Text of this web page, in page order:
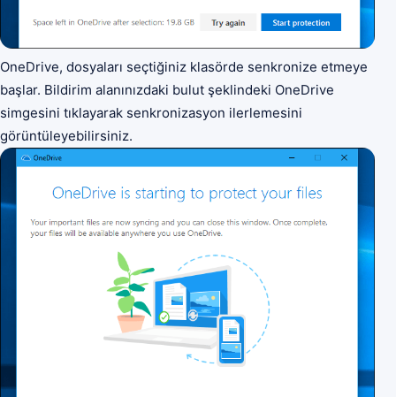
OneDrive, dosyaları seçtiğiniz klasörde senkronize etmeye
başlar. Bildirim alanınızdaki bulut şeklindeki OneDrive
simgesini tıklayarak senkronizasyon ilerlemesini
görüntüleyebilirsiniz.